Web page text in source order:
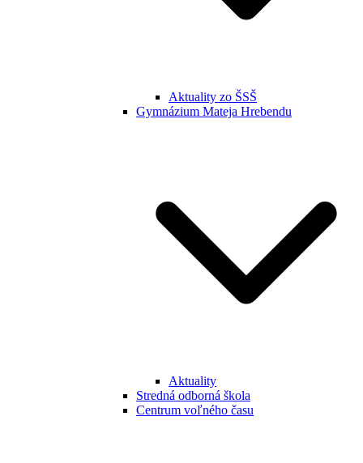
Aktuality zo ŠSŠ
Gymnázium Mateja Hrebendu
Aktuality
Stredná odborná škola
Centrum voľného času